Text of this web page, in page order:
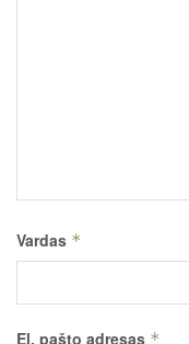
Vardas *
El. pašto adresas *